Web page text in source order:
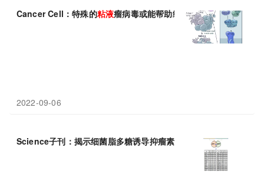
Cancer Cell：特殊的粘液瘤病毒或能帮助给机体免疫系统增压来
2022-09-06
Science子刊：揭示细菌脂多糖诱导抑瘤素M表达从而触发重症哮